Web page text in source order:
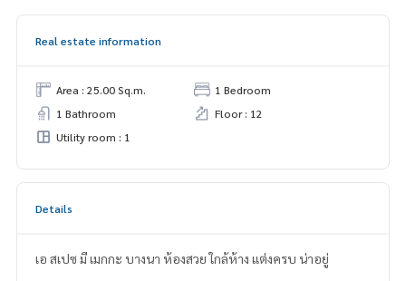
Real estate information
Area : 25.00 Sq.m.
1 Bedroom
1 Bathroom
Floor : 12
Utility room : 1
Details
เอ สเปซ มี เมกกะ บางนา ห้องสวย ใกล้ห้าง แต่งครบ น่าอยู่
.